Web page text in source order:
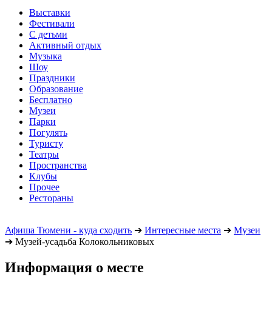
Выставки
Фестивали
С детьми
Активный отдых
Музыка
Шоу
Праздники
Образование
Бесплатно
Музеи
Парки
Погулять
Туристу
Театры
Пространства
Клубы
Прочее
Рестораны
Афиша Тюмени - куда сходить ➔ Интересные места ➔ Музеи
➔ Музей-усадьба Колокольниковых
Информация о месте